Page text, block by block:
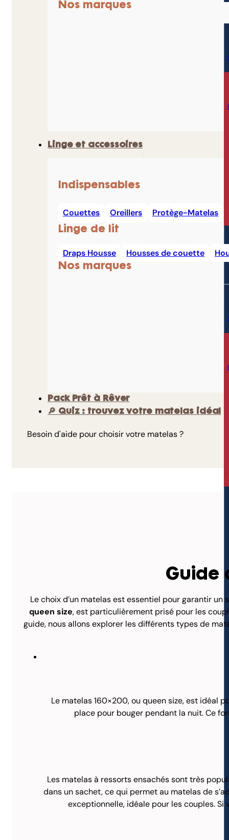
Nos marques
Linge et accessoires
Indispensables
Couettes Oreillers Protège-Matelas
Linge de lit
Draps Housse Housses de couette
Nos marques
Pack Prêt à Rêver
🔎 Quiz : trouvez votre matelas idéal
Besoin d'aide pour choisir votre matelas ?
Guide
Le choix d’un matelas est essentiel pour garantir
queen size, est particulièrement prisé pour les
guide, nous allons explorer les différents types de
Le matelas 160×200, ou queen size, est idéal
place pour bouger pendant la nuit. Ce
Les matelas à ressorts ensachés sont très
dans un sachet, ce qui permet au matelas de
exceptionnelle, idéale pour les couples.